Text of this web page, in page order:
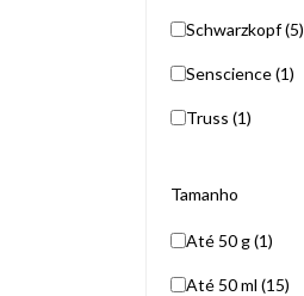
Schwarzkopf (5)
Senscience (1)
Truss (1)
Tamanho
Até 50 g (1)
Até 50 ml (15)